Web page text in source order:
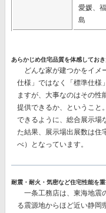
愛媛、
島
あらかじめ住宅品質を体感してお
どんな家が建つかをイメ
仕様」ではなく「標準仕様
ますが、大事なのはその性
提供できるか、ということ
できるように、総合展示場
た結果、 展示場出展数は住
べ）となっています。
耐震・耐火・気密など住宅性能を
一条工務店は、東海地震
る震源地からほど近い静岡